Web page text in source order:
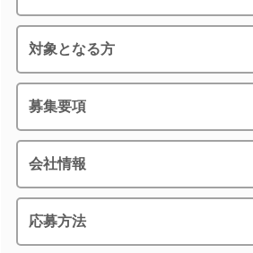
対象となる方
募集要項
会社情報
応募方法